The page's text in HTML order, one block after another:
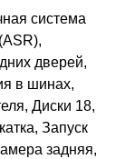
система
дверей,
в шинах,
Диски 18,
Запуск
задняя,